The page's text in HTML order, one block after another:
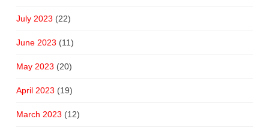
July 2023 (22)
June 2023 (11)
May 2023 (20)
April 2023 (19)
March 2023 (12)